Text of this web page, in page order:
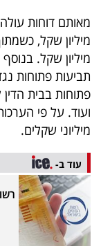
פודקאסט
40
UNDER
40
פעולה
דרושים
מיליון שקל,
פתוחות בבית
ועוד. על פי
מיליוני שקלים.
עוד ב-